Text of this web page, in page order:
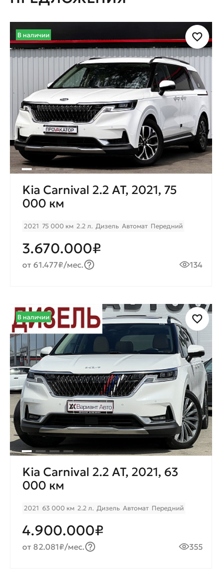
В наличии
Kia Carnival 2.2 AT, 2021, 75
000 км
2021 75 000 км 2.2 л. Дизель Автомат Передний
3.670.000₽
от 61.477₽/мес. 134
В наличии
Kia Carnival 2.2 AT, 2021, 63
000 км
2021 63 000 км 2.2 л. Дизель Автомат Передний
4.900.000₽
от 82.081₽/мес. 355